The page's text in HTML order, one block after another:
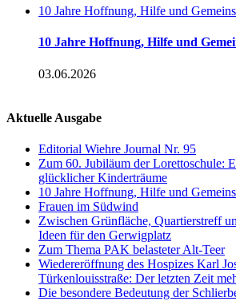
10 Jahre Hoffnung, Hilfe und
10 Jahre Hoffnung, Hilfe und
03.06.2026
Aktuelle Ausgabe
Editorial Wiehre Journal Nr. 95
Zum 60. Jubiläum der Lorettoschule:
glücklicher Kinderträume
10 Jahre Hoffnung, Hilfe und
Frauen im Südwind
Zwischen Grünfläche, Quartierstreff
Ideen für den Gerwigplatz
Zum Thema PAK belasteter Alt-Teer
Wiedereröffnung des Hospizes Karl
Türkenlouisstraße: Der letzten Zeit
Die besondere Bedeutung der